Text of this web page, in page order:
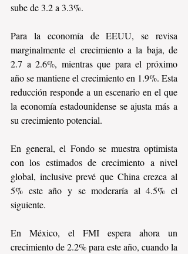
sube de 3.2 a 3.3%.
Para la economía de EEUU, se revisa
marginalmente el crecimiento a la baja, de
2.7 a 2.6%, mientras que para el próximo
año se mantiene el crecimiento en 1.9%. Esta
reducción responde a un escenario en el que
la economía estadounidense se ajusta más a
su crecimiento potencial.
En general, el Fondo se muestra optimista
con los estimados de crecimiento a nivel
global, inclusive prevé que China crezca al
5% este año y se moderaría al 4.5% el
siguiente.
En México, el FMI espera ahora un
crecimiento de 2.2% para este año, cuando la